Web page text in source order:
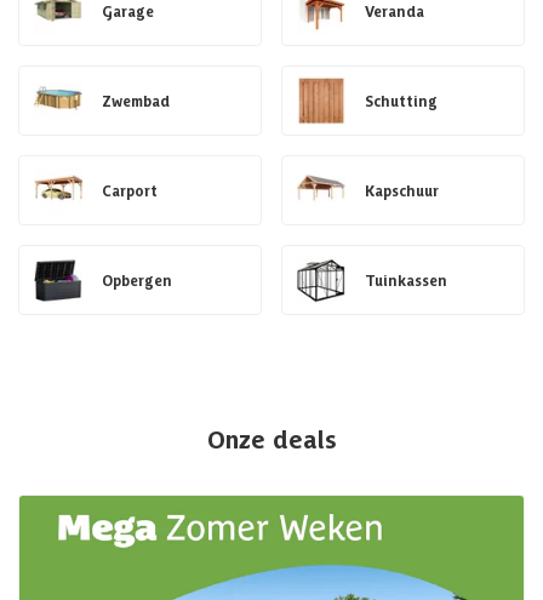
Garage Veranda
Zwembad Schutting
Carport Kapschuur
Opbergen Tuinkassen
Onze deals